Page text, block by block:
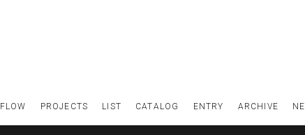
FLOW PROJECTS LIST CATALOG ENTRY ARCHIVE